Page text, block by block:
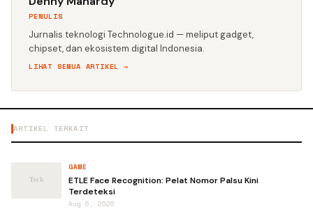
PENULIS
Jurnalis teknologi Technologue.id — meliput gadget,
chipset, dan ekosistem digital Indonesia.
LIHAT SEMUA ARTIKEL →
ARTIKEL TERKAIT
GAME
ETLE Face Recognition: Pelat Nomor Palsu Kini
Terdeteksi
Aug 6, 2026